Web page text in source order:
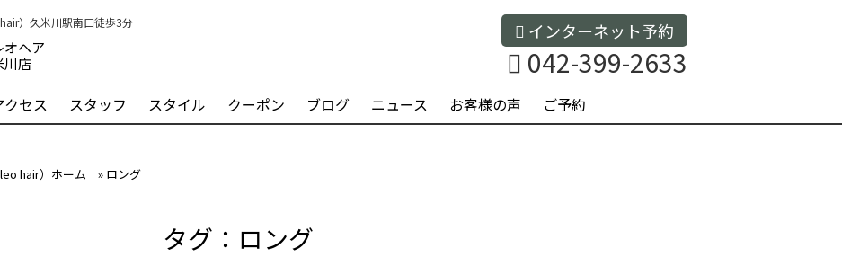
）久米川駅南口徒歩3分
オヘア
川店
インターネット予約
042-399-2633
クセス スタッフ スタイル クーポン ブログ ニュース お客様の声 ご予約
hair）ホーム » ロング
タグ：ロング